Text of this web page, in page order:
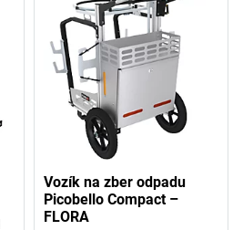
Vozík na zber odpadu
Picobello Compact –
FLORA